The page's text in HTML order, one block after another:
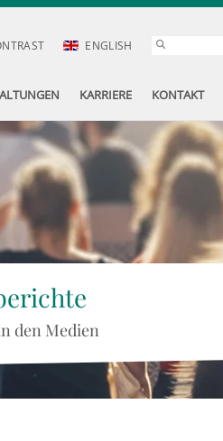
ENGLISH
KARRIERE KONTAKT
den Medien